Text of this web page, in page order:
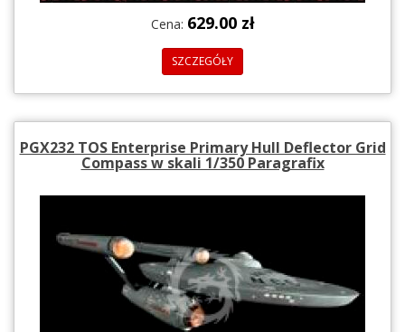
Cena: 629.00 zł
SZCZEGÓŁY
PGX232 TOS Enterprise Primary Hull Deflector Grid
Compass w skali 1/350 Paragrafix